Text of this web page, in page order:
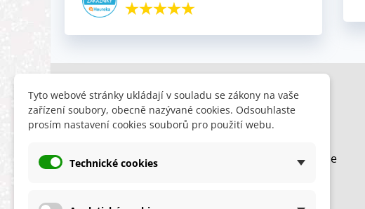
INFORMACE
Obchodní podmínky
Ochrana osobních údajů
HLEDÁTE
Slevy
Nyní doporučujeme
Tyto webové stránky ukládají v souladu se zákony na vaše
zařízení soubory, obecně nazývané cookies. Odsouhlaste
prosím nastavení cookies souborů pro použití webu.
Technické cookies